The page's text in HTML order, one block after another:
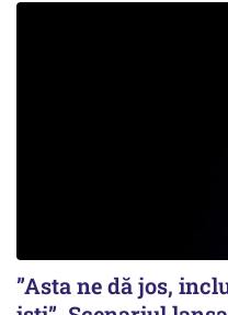
”Asta ne dă jos,